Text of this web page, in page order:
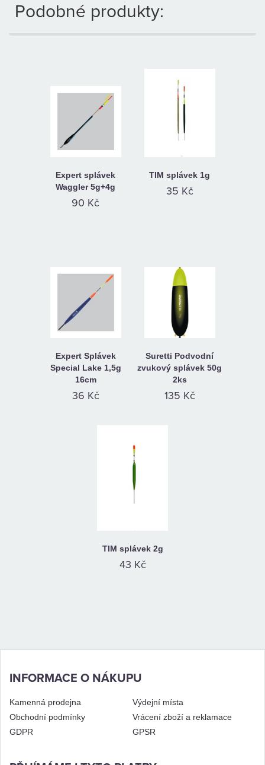
Podobné produkty:
Expert splávek
Waggler 5g+4g
90 Kč
TIM splávek 1g
35 Kč
Expert Splávek
Special Lake 1,5g
16cm
36 Kč
Suretti Podvodní
zvukový splávek 50g
2ks
135 Kč
TIM splávek 2g
43 Kč
INFORMACE O NÁKUPU
Kamenná prodejna
Výdejní místa
Obchodní podmínky
Vrácení zboží a reklamace
GDPR
GPSR